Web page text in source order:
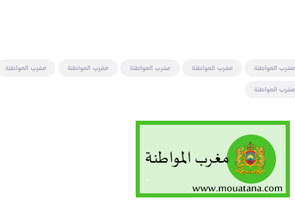
مغرب المواطنة مغرب المواطنة مغرب المواطنة مغرب المواطنة
مغرب المواطنة
مغرب المواطنة